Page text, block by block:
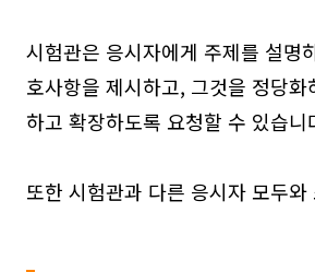
시험관은 응시자에게 주제를 설명
호사항을 제시하고, 그것을 정당화
하고 확장하도록 요청할 수 있습니
또한 시험관과 다른 응시자 모두